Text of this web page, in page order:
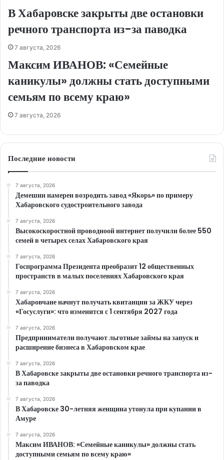
В Хабаровске закрыты две остановки
речного транспорта из-за паводка
7 августа, 2026
Максим ИВАНОВ: «Семейные
каникулы» должны стать доступными
семьям по всему краю»
7 августа, 2026
Последние новости
7 августа, 2026
Демешин намерен возродить завод «Якорь» по примеру
Хабаровского судостроительного завода
7 августа, 2026
Высокоскоростной проводноой интернет получили более 550
семей в четырех селах Хабаровского края
7 августа, 2026
Госпрограмма Президента преобразит 12 общественных
пространств в малых поселениях Хабаровского края
7 августа, 2026
Хабаровчане начнут получать квитанции за ЖКУ через
«Госуслуги»: что изменится с 1 сентября 2027 года
7 августа, 2026
Предприниматели получают льготные займы на запуск и
расширение бизнеса в Хабаровском крае
7 августа, 2026
В Хабаровске закрыты две остановки речного транспорта из-
за паводка
7 августа, 2026
В Хабаровске 30-летняя женщина утонула при купании в
Амуре
7 августа, 2026
Максим ИВАНОВ: «Семейные каникулы» должны стать
доступными семьям по всему краю»